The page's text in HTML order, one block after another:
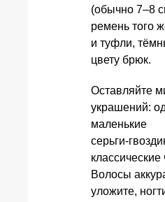
(обычно 7–8
ремень того
и туфли,
цвету брюк.
Оставляйте
украшений:
маленькие
классические
Волосы
уложите,